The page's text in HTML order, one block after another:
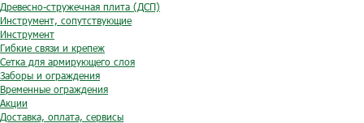
Древесно-стружечная плита (ДСП)
Инструмент, сопутствующие
Инструмент
Гибкие связи и крепеж
Сетка для армирующего слоя
Заборы и ограждения
Временные ограждения
Акции
Доставка, оплата, сервисы